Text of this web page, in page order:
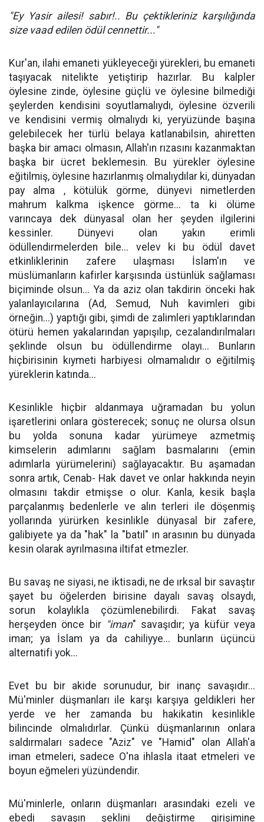
"Ey Yasir ailesi! sabır!.. Bu çektikleriniz karşılığında
size vaad edilen ödül cennettir..."
Kur'an, ilahi emaneti yükleyeceği yürekleri, bu emaneti
taşıyacak nitelikte yetiştirip hazırlar. Bu kalpler
öylesine zinde, öylesine güçlü ve öylesine bilmediği
şeylerden kendisini soyutlamalıydı, öylesine özverili
ve kendisini vermiş olmalıydı ki, yeryüzünde başına
gelebilecek her türlü belaya katlanabilsin, ahiretten
başka bir amacı olmasın, Allah'ın rızasını kazanmaktan
başka bir ücret beklemesin. Bu yürekler öylesine
eğitilmiş, öylesine hazırlanmış olmalıydılar ki, dünyadan
pay alma , kötülük görme, dünyevi nimetlerden
mahrum kalkma işkence görme... ta ki ölüme
varıncaya dek dünyasal olan her şeyden ilgilerini
kessinler. Dünyevi olan yakın erimli
ödüllendirmelerden bile... velev ki bu ödül davet
etkinliklerinin zafere ulaşması İslam'ın ve
müslümanların kafirler karşısında üstünlük sağlaması
biçiminde olsun... Ya da aziz olan takdirin önceki hak
yalanlayıcılarına (Ad, Semud, Nuh kavimleri gibi
örneğin...) yaptığı gibi, şimdi de zalimleri yaptıklarından
ötürü hemen yakalarından yapışılıp, cezalandırılmaları
şeklinde olsun bu ödüllendirme olayı... Bunların
hiçbirisinin kıymeti harbiyesi olmamalıdır o eğitilmiş
yüreklerin katında...
Kesinlikle hiçbir aldanmaya uğramadan bu yolun
işaretlerini onlara gösterecek; sonuç ne olursa olsun
bu yolda sonuna kadar yürümeye azmetmiş
kimselerin adımlarını sağlam basmalarını (emin
adımlarla yürümelerini) sağlayacaktır. Bu aşamadan
sonra artık, Cenab- Hak davet ve onlar hakkında neyin
olmasını takdir etmişse o olur. Kanla, kesik başla
parçalanmış bedenlerle ve alın terleri ile döşenmiş
yollarında yürürken kesinlikle dünyasal bir zafere,
galibiyete ya da "hak" la "batıl" ın arasının bu dünyada
kesin olarak ayrılmasına iltifat etmezler.
Bu savaş ne siyasi, ne iktisadi, ne de ırksal bir savaştır
şayet bu öğelerden birisine dayalı savaş olsaydı,
sorun kolaylıkla çözümlenebilirdi. Fakat savaş
herşeyden önce bir "iman" savaşıdır; ya küfür veya
iman; ya İslam ya da cahiliyye... bunların üçüncü
alternatifi yok...
Evet bu bir akide sorunudur, bir inanç savaşıdır...
Mü'minler düşmanları ile karşı karşıya geldikleri her
yerde ve her zamanda bu hakikatin kesinlikle
bilincinde olmalıdırlar. Çünkü düşmanlarının onlara
saldırmaları sadece "Aziz" ve "Hamid" olan Allah'a
iman etmeleri, sadece O'na ihlasla itaat etmeleri ve
boyun eğmeleri yüzündendir.
Mü'minlerle, onların düşmanları arasındaki ezeli ve
ebedi savaşın şeklini değiştirme girişimine